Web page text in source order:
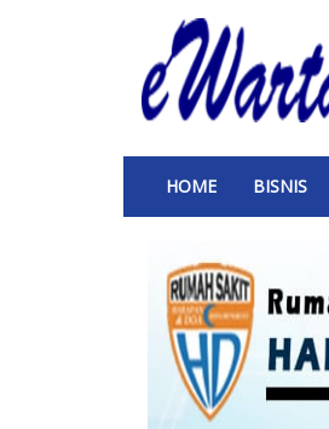
Main
navigation
HOME BISNIS